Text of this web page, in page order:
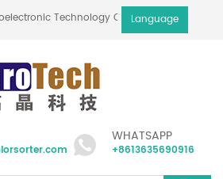
Technology Co.,LtdLanguage
WHATSAPP
+8613635690916